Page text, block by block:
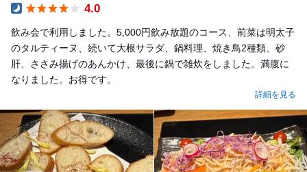
4.0
飲み会で利用しました。5,000円飲み放題のコース、前菜は明太子
のタルティーヌ、続いて大根サラダ、鍋料理、焼き鳥2種類、砂
肝、ささみ揚げのあんかけ、最後に鍋で雑炊をしました。満腹に
なりました。お得です。
詳細を見る